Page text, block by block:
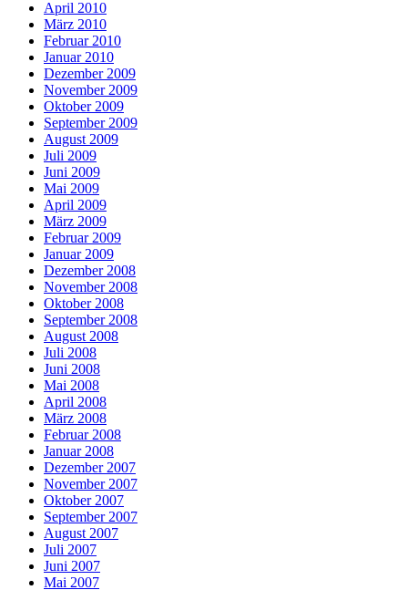
April 2010
März 2010
Februar 2010
Januar 2010
Dezember 2009
November 2009
Oktober 2009
September 2009
August 2009
Juli 2009
Juni 2009
Mai 2009
April 2009
März 2009
Februar 2009
Januar 2009
Dezember 2008
November 2008
Oktober 2008
September 2008
August 2008
Juli 2008
Juni 2008
Mai 2008
April 2008
März 2008
Februar 2008
Januar 2008
Dezember 2007
November 2007
Oktober 2007
September 2007
August 2007
Juli 2007
Juni 2007
Mai 2007